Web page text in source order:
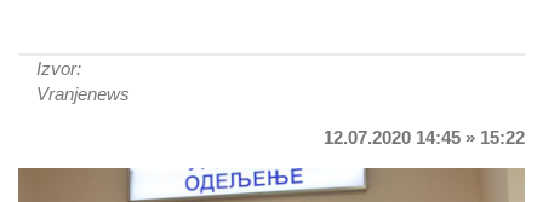
Izvor:
Vranjenews
12.07.2020 14:45 » 15:22